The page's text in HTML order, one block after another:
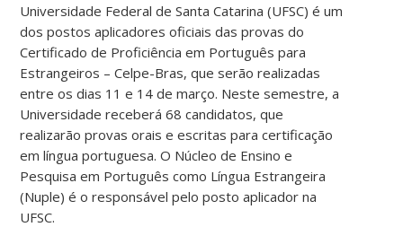
Universidade Federal de Santa Catarina (UFSC) é um
dos postos aplicadores oficiais das provas do
Certificado de Proficiência em Português para
Estrangeiros – Celpe-Bras, que serão realizadas
entre os dias 11 e 14 de março. Neste semestre, a
Universidade receberá 68 candidatos, que
realizarão provas orais e escritas para certificação
em língua portuguesa. O Núcleo de Ensino e
Pesquisa em Português como Língua Estrangeira
(Nuple) é o responsável pelo posto aplicador na
UFSC.